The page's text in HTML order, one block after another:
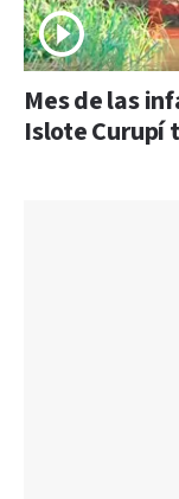
Mes de las
Islote Curupí